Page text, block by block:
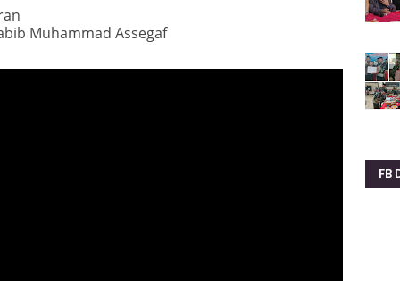
Muhammad Assegaf
FB